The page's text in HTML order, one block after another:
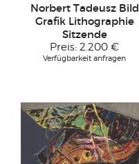
Norbert Tadeusz Bild
Grafik Lithographie
Sitzende
Preis: 2.200 €
Verfügbarkeit anfragen